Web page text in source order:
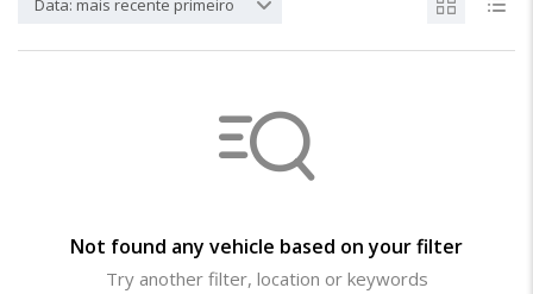
Data: mais recente primeiro
Not found any vehicle based on your filter
Try another filter, location or keywords